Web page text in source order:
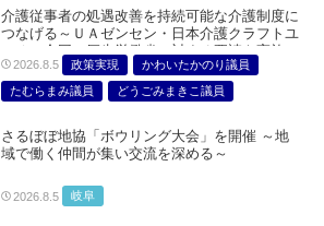
介護従事者の処遇改善を持続可能な介護制度に
つなげる～ＵＡゼンセン・日本介護クラフトユ
ニオン合同で厚生労働省に対する要請を実施～
2026.8.5 政策実現
かわいたかのり議員
たむらまみ議員
どうごみまきこ議員
さるぼぼ地協「ボウリング大会」を開催 ～地
域で働く仲間が集い交流を深める～
2026.8.5 岐阜